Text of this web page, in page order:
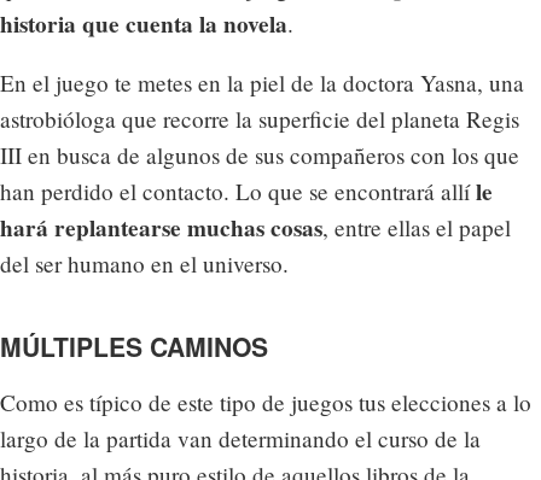
historia que cuenta la novela.
En el juego te metes en la piel de la doctora Yasna, una
astrobióloga que recorre la superficie del planeta Regis
III en busca de algunos de sus compañeros con los que
han perdido el contacto. Lo que se encontrará allíle
hará replantearse muchas cosas, entre ellas el papel
del ser humano en el universo.
MÚLTIPLES CAMINOS
Como es típico de este tipo de juegos tus elecciones a lo
largo de la partida van determinando el curso de la